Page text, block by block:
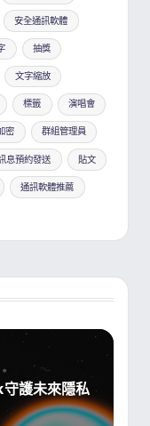
安全通訊軟體
抽獎
文字縮放
標籤 演唱會
密 群組管理員
息預約發送 貼文
通訊軟體推薦
護未來隱私